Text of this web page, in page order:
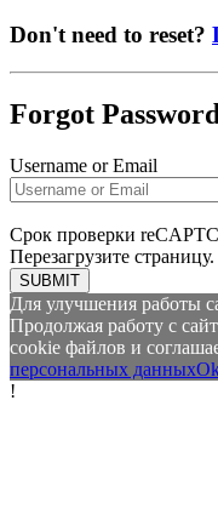
Don't need to reset?
Forgot
Username or Email
Срок проверки
Перезагрузите страницу.
SUBMIT
Для улучшения работы
Продолжая работу с
cookie файлов и
персональных данных
!